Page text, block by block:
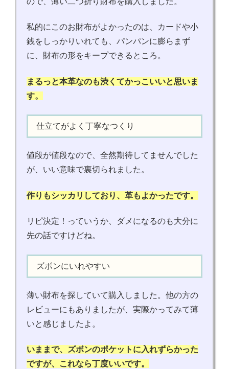
私的にこのお財布がよかったのは、カードや小
銭をしっかりいれても、パンパンに膨らまず
に、財布の形をキープできるところ。
まるっと本革なのも渋くてかっこいいと思いま
す。
仕立てがよく丁寧なつくり
値段が値段なので、全然期待してませんでした
が、いい意味で裏切られました。
作りもシッカリしており、革もよかったです。
リピ決定！っていうか、ダメになるのも大分に
先の話ですけどね。
ズボンにいれやすい
薄い財布を探していて購入しました。他の方の
レビューにもありましたが、実際かってみて薄
いと感じましたよ。
いままで、ズボンのポケットに入れずらかった
ですが、これなら丁度いいです。